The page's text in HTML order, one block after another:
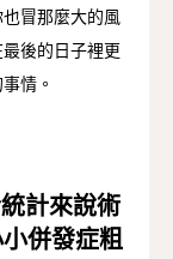
冒那麼大的風
後的日子裡更
情。
計來說術
併發症粗